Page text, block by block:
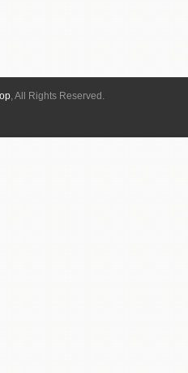
, All Rights Reserved.